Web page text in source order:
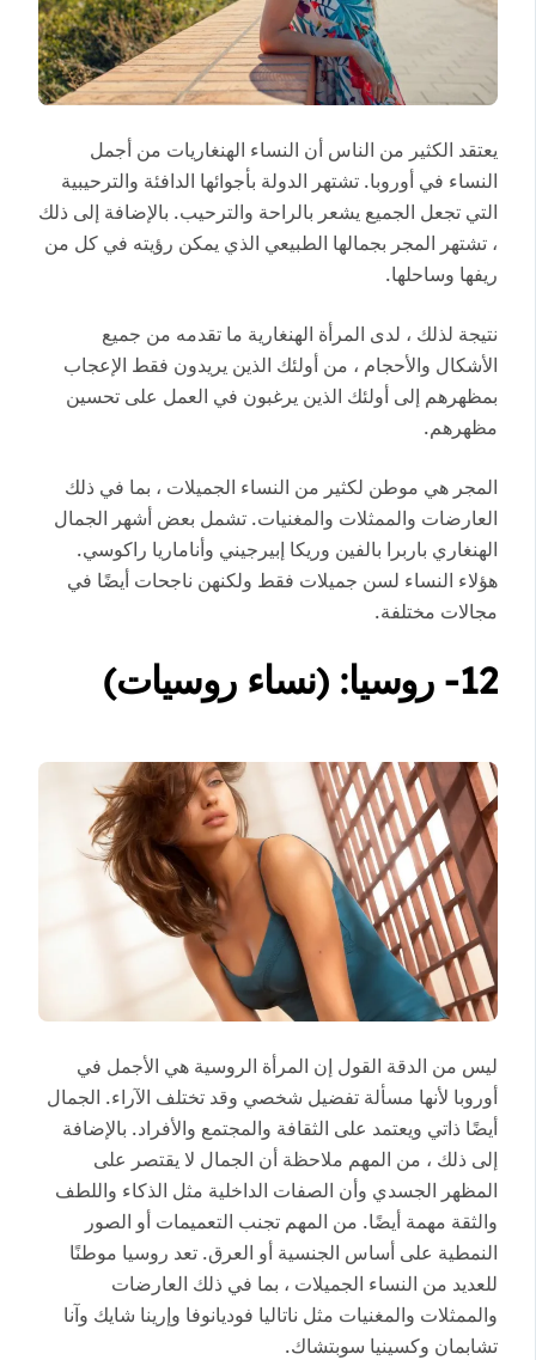
يعتقد الكثير من الناس أن النساء الهنغاريات من أجمل
النساء في أوروبا. تشتهر الدولة بأجوائها الدافئة والترحيبية
التي تجعل الجميع يشعر بالراحة والترحيب. بالإضافة إلى ذلك
، تشتهر المجر بجمالها الطبيعي الذي يمكن رؤيته في كل من
ريفها وساحلها.
نتيجة لذلك ، لدى المرأة الهنغارية ما تقدمه من جميع
الأشكال والأحجام ، من أولئك الذين يريدون فقط الإعجاب
بمظهرهم إلى أولئك الذين يرغبون في العمل على تحسين
مظهرهم.
المجر هي موطن لكثير من النساء الجميلات ، بما في ذلك
العارضات والممثلات والمغنيات. تشمل بعض أشهر الجمال
الهنغاري باربرا بالفين وريكا إبيرجيني وأناماريا راكوسي.
هؤلاء النساء لسن جميلات فقط ولكنهن ناجحات أيضًا في
مجالات مختلفة.
12- روسيا: (نساء روسيات)
ليس من الدقة القول إن المرأة الروسية هي الأجمل في
أوروبا لأنها مسألة تفضيل شخصي وقد تختلف الآراء. الجمال
أيضًا ذاتي ويعتمد على الثقافة والمجتمع والأفراد. بالإضافة
إلى ذلك ، من المهم ملاحظة أن الجمال لا يقتصر على
المظهر الجسدي وأن الصفات الداخلية مثل الذكاء واللطف
والثقة مهمة أيضًا. من المهم تجنب التعميمات أو الصور
النمطية على أساس الجنسية أو العرق. تعد روسيا موطنًا
للعديد من النساء الجميلات ، بما في ذلك العارضات
والممثلات والمغنيات مثل ناتاليا فوديانوفا وإرينا شايك وآنا
تشابمان وكسينيا سوبتشاك.